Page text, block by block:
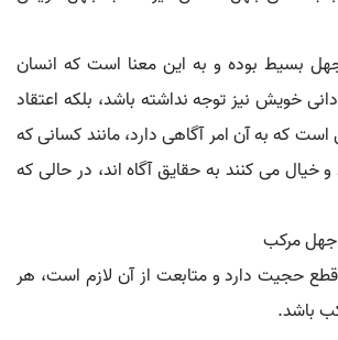
بسیط بوده و به این معنا است که انسان
خویش نیز توجه نداشته باشد، بلکه اعتقاد
است که به آن امر آگاهی دارد، مانند کسانی که
و خیال می کنند به حقایق آگاه اند، در حالی که
مرکب
حجیت دارد و متابعت از آن لازم است، هر
باشد.